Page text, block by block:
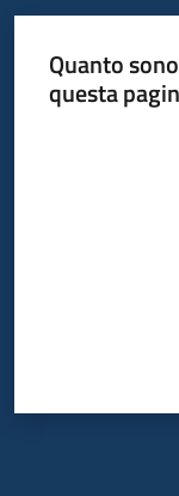
Quanto
questa